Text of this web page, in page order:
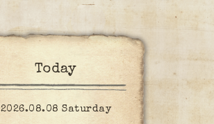
Today
2026.08.08 Saturday